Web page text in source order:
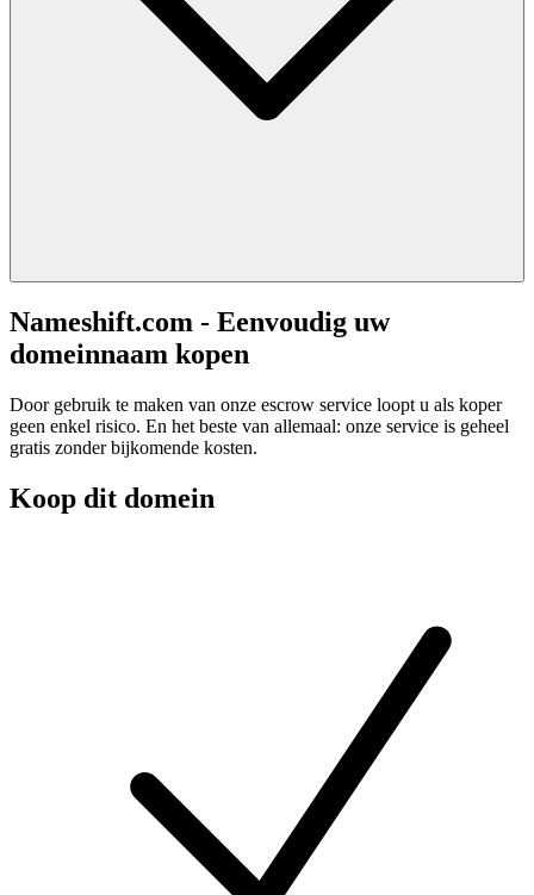
Nameshift.com - Eenvoudig uw
domeinnaam kopen
Door gebruik te maken van onze escrow service loopt u als koper
geen enkel risico. En het beste van allemaal: onze service is geheel
gratis zonder bijkomende kosten.
Koop dit domein